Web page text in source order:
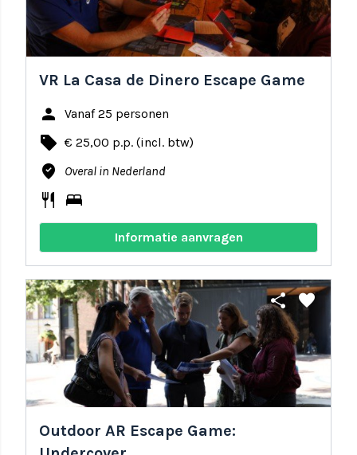
VR La Casa de Dinero Escape Game
person Vanaf 25 personen
local_offer € 25,00 p.p. (incl. btw)
where_to_vote Overal in Nederland
restaurant bed
Informatie aanvragen
share favorite
Outdoor AR Escape Game: